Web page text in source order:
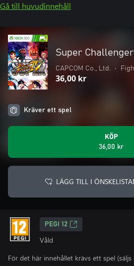
Gå till huvudinnehåll
Super
CAPCOM Co., Ltd. •
36,00 kr
Kräver ett spel
KÖP
36,00 kr
LÄGG TILL I
PEGI 12
Våld
För det här innehållet krävs ett spel (säljs